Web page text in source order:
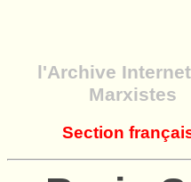
l'Archive
Marxistes
Section